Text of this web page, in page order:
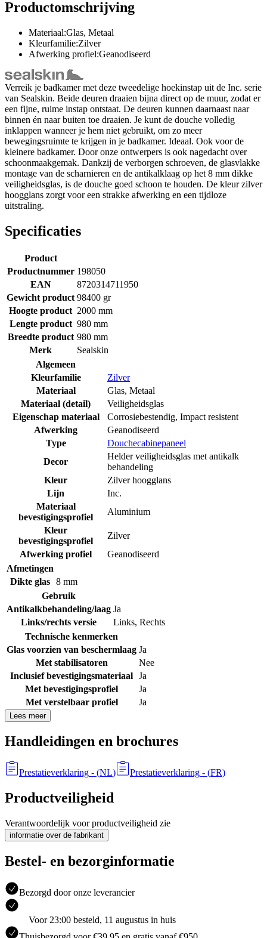
Productomschrijving
Materiaal:Glas, Metaal
Kleurfamilie:Zilver
Afwerking profiel:Geanodiseerd
Verreik je badkamer met deze tweedelige hoekinstap uit de Inc. serie
van Sealskin. Beide deuren draaien bijna direct op de muur, zodat er
een fijne, ruime instap ontstaat. De deuren kunnen daarnaast naar
binnen én naar buiten toe draaien. Je kunt de douche volledig
inklappen wanneer je hem niet gebruikt, om zo meer
bewegingsruimte te krijgen in je badkamer. Ideaal. Ook voor de
kleinere badkamer. Door onze ontwerpers is ook nagedacht over
schoonmaakgemak. Dankzij de verborgen schroeven, de glasvlakke
montage van de scharnieren en de antikalklaag op het 8 mm dikke
veiligheidsglas, is de douche goed schoon te houden. De kleur zilver
hoogglans zorgt voor een strakke afwerking en een tijdloze
uitstraling.
Specificaties
Product
Productnummer 198050
EAN
8720314711950
Gewicht product 98400 gr
Hoogte product 2000 mm
Lengte product 980 mm
Breedte product 980 mm
Merk
Sealskin
Algemeen
Kleurfamilie
Zilver
Materiaal
Glas, Metaal
Materiaal (detail)
Veiligheidsglas
Eigenschap materiaal
Corrosiebestendig, Impact resistent
Afwerking
Geanodiseerd
Type
Douchecabinepaneel
Decor
Helder veiligheidsglas met antikalk
behandeling
Kleur
Zilver hoogglans
Lijn
Inc.
Materiaal
bevestigingsprofiel
Aluminium
Kleur
bevestigingsprofiel
Zilver
Afwerking profiel
Geanodiseerd
Afmetingen
Dikte glas 8 mm
Gebruik
Antikalkbehandeling/laag Ja
Links/rechts versie
Links, Rechts
Technische kenmerken
Glas voorzien van beschermlaag Ja
Met stabilisatoren
Nee
Inclusief bevestigingsmateriaal Ja
Met bevestigingsprofiel
Ja
Met verstelbaar profiel
Ja
Lees meer
Handleidingen en brochures
Prestatieverklaring - (NL) Prestatieverklaring - (FR)
Productveiligheid
Verantwoordelijk voor productveiligheid zie
informatie over de fabrikant
Bestel- en bezorginformatie
Bezorgd door onze leverancier
Voor 23:00 besteld, 11 augustus in huis